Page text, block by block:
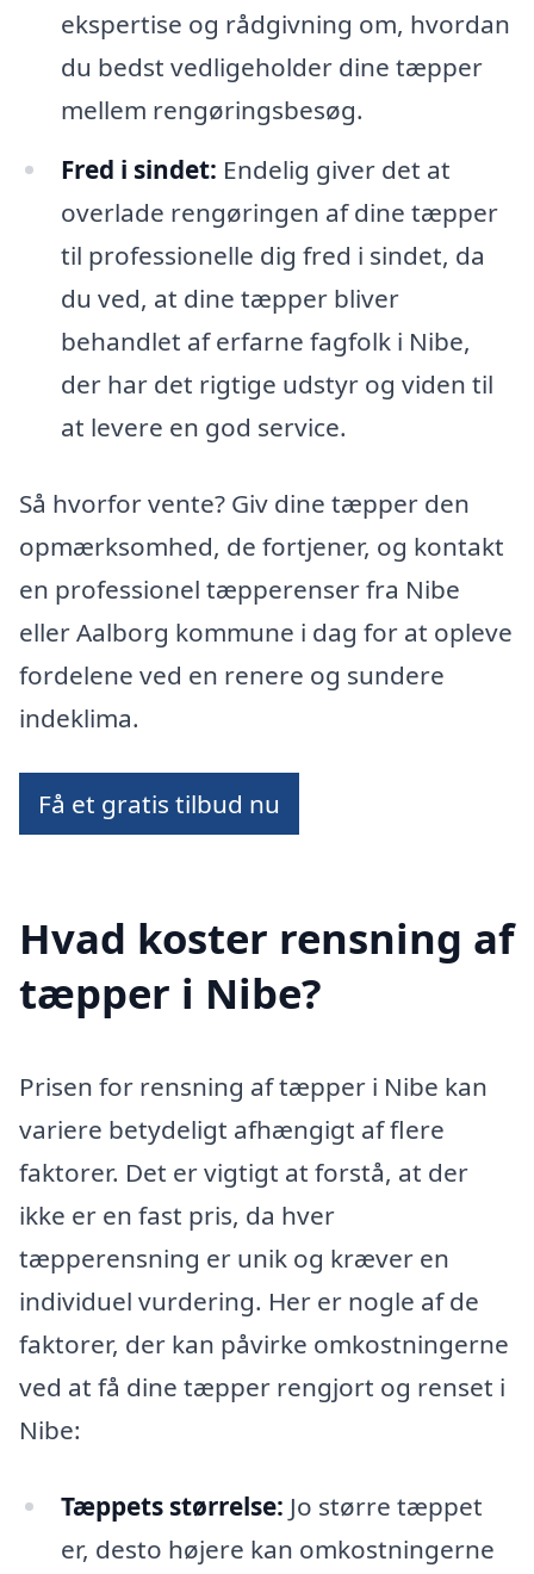
ekspertise og rådgivning om, hvordan
du bedst vedligeholder dine tæpper
mellem rengøringsbesøg.
Fred i sindet: Endelig giver det at
overlade rengøringen af dine tæpper
til professionelle dig fred i sindet, da
du ved, at dine tæpper bliver
behandlet af erfarne fagfolk i Nibe,
der har det rigtige udstyr og viden til
at levere en god service.
Så hvorfor vente? Giv dine tæpper den
opmærksomhed, de fortjener, og kontakt
en professionel tæpperenser fra Nibe
eller Aalborg kommune i dag for at opleve
fordelene ved en renere og sundere
indeklima.
Få et gratis tilbud nu
Hvad koster rensning af
tæpper i Nibe?
Prisen for rensning af tæpper i Nibe kan
variere betydeligt afhængigt af flere
faktorer. Det er vigtigt at forstå, at der
ikke er en fast pris, da hver
tæpperensning er unik og kræver en
individuel vurdering. Her er nogle af de
faktorer, der kan påvirke omkostningerne
ved at få dine tæpper rengjort og renset i
Nibe:
Tæppets størrelse: Jo større tæppet
er, desto højere kan omkostningerne